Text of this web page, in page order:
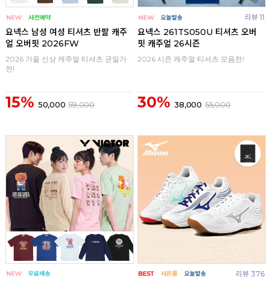
요넥스 남성 여성 티셔츠 반팔 캐주
얼 오버핏 2026FW
2026 가을 신상 캐주얼 티셔츠 균일가
전!
15% 50,000 59,000
리뷰 11
요넥스 261TS050U 티셔츠 오버
핏 캐주얼 26시즌
2026 시즌 캐주얼 티셔츠 모음전!
30% 38,000 55,000
리뷰 376